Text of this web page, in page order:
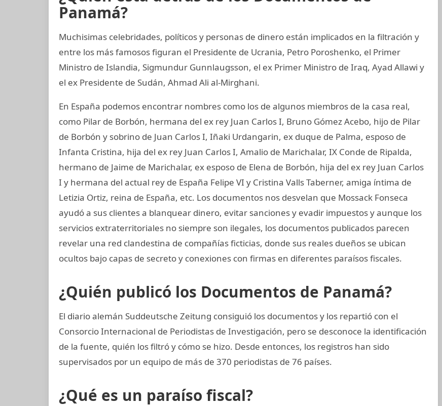
Panamá?
Muchisimas celebridades, políticos y personas de dinero están implicados en la filtración y
entre los más famosos figuran el Presidente de Ucrania, Petro Poroshenko, el Primer
Ministro de Islandia, Sigmundur Gunnlaugsson, el ex Primer Ministro de Iraq, Ayad Allawi y
el ex Presidente de Sudán, Ahmad Ali al-Mirghani.
En España podemos encontrar nombres como los de algunos miembros de la casa real,
como Pilar de Borbón, hermana del ex rey Juan Carlos I, Bruno Gómez Acebo, hijo de Pilar
de Borbón y sobrino de Juan Carlos I, Iñaki Urdangarin, ex duque de Palma, esposo de
Infanta Cristina, hija del ex rey Juan Carlos I, Amalio de Marichalar, IX Conde de Ripalda,
hermano de Jaime de Marichalar, ex esposo de Elena de Borbón, hija del ex rey Juan Carlos
I y hermana del actual rey de España Felipe VI y Cristina Valls Taberner, amiga íntima de
Letizia Ortiz, reina de España, etc. Los documentos nos desvelan que Mossack Fonseca
ayudó a sus clientes a blanquear dinero, evitar sanciones y evadir impuestos y aunque los
servicios extraterritoriales no siempre son ilegales, los documentos publicados parecen
revelar una red clandestina de compañías ficticias, donde sus reales dueños se ubican
ocultos bajo capas de secreto y conexiones con firmas en diferentes paraísos fiscales.
¿Quién publicó los Documentos de Panamá?
El diario alemán Suddeutsche Zeitung consiguió los documentos y los repartió con el
Consorcio Internacional de Periodistas de Investigación, pero se desconoce la identificación
de la fuente, quién los filtró y cómo se hizo. Desde entonces, los registros han sido
supervisados por un equipo de más de 370 periodistas de 76 países.
¿Qué es un paraíso fiscal?